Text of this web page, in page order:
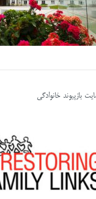
بازپیوند خانوادگی